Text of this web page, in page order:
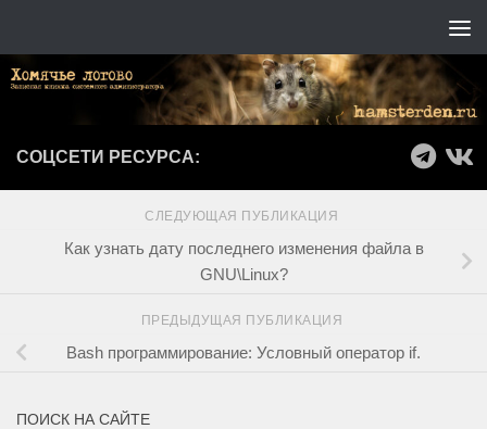
СОЦСЕТИ РЕСУРСА:
СЛЕДУЮЩАЯ ПУБЛИКАЦИЯ
Как узнать дату последнего изменения файла в
GNU\Linux?
ПРЕДЫДУЩАЯ ПУБЛИКАЦИЯ
Bash программирование: Условный оператор if.
ПОИСК НА САЙТЕ